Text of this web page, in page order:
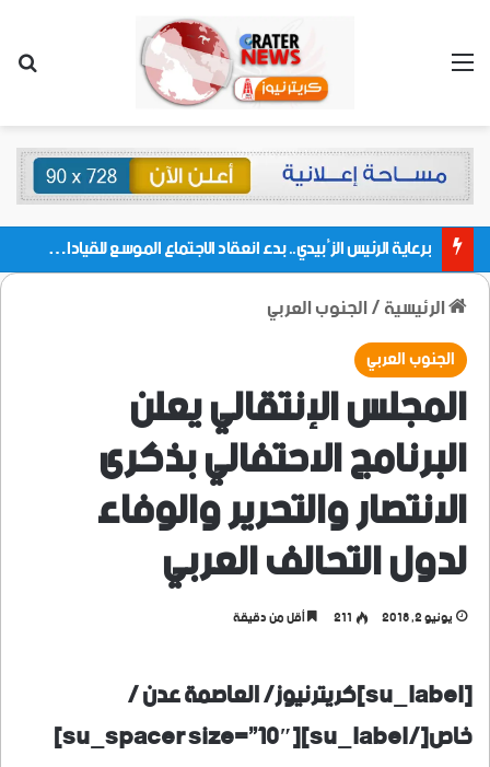
القائمة
برعاية الرئيس الزُبيدي.. بدء انعقاد الاجتماع الموسع للقيادات المحلية بالعاصمة ولمديريات وكتل مجلس العموم ومنسقيات الجامعة بالعاصمة عدن
الرئيسية/الجنوب العربي
الجنوب العربي
المجلس الإنتقالي يعلن
البرنامج الاحتفالي بذكرى
الانتصار والتحرير والوفاء
لدول التحالف العربي
يونيو 2, 2018 211 أقل من دقيقة
[su_label]كريترنيوز/ العاصمة عدن /
خاص[/su_label][su_spacer size=”10″]